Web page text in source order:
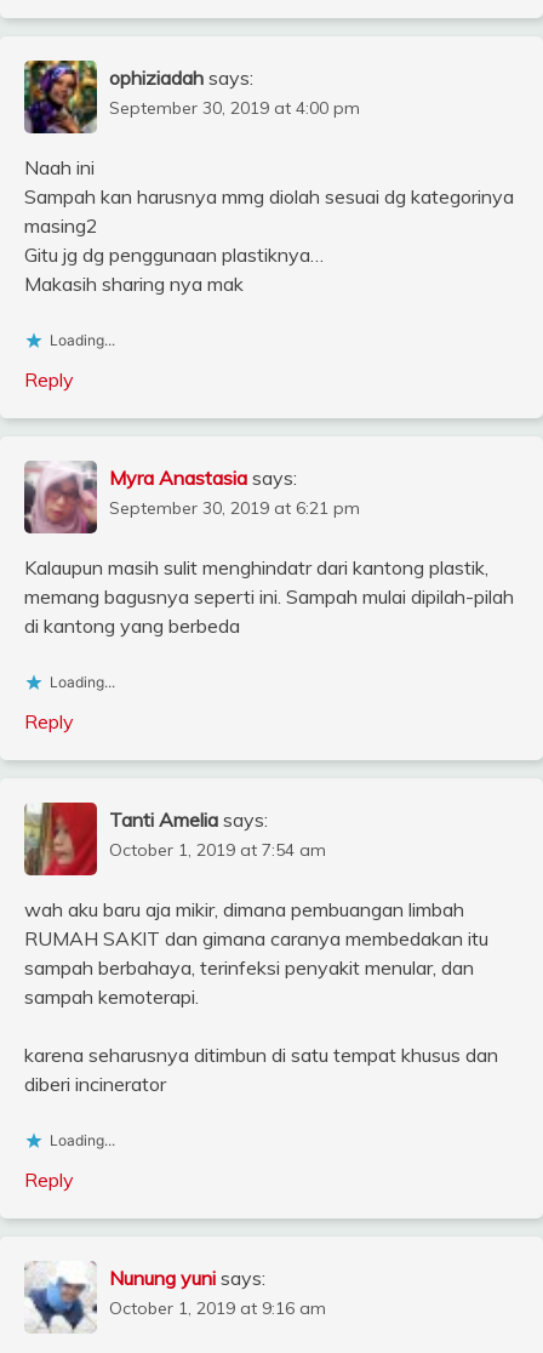
ophiziadah says:
September 30, 2019 at 4:00 pm
Naah ini
Sampah kan harusnya mmg diolah sesuai dg kategorinya
masing2
Gitu jg dg penggunaan plastiknya…
Makasih sharing nya mak
Loading...
Reply
Myra Anastasia says:
September 30, 2019 at 6:21 pm
Kalaupun masih sulit menghindatr dari kantong plastik,
memang bagusnya seperti ini. Sampah mulai dipilah-pilah
di kantong yang berbeda
Loading...
Reply
Tanti Amelia says:
October 1, 2019 at 7:54 am
wah aku baru aja mikir, dimana pembuangan limbah
RUMAH SAKIT dan gimana caranya membedakan itu
sampah berbahaya, terinfeksi penyakit menular, dan
sampah kemoterapi.
karena seharusnya ditimbun di satu tempat khusus dan
diberi incinerator
Loading...
Reply
Nunung yuni says:
October 1, 2019 at 9:16 am